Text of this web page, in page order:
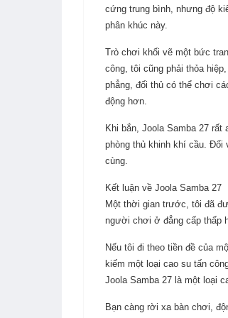
cứng trung bình, nhưng độ
phân khúc này.
Trò chơi khối vẽ một bức
công, tôi cũng phải thỏa
phẳng, đối thủ có thể chơi
động hơn.
Khi bắn, Joola Samba 27
phòng thủ khinh khí cầu.
cùng.
Kết luận về Joola Samba 27
Một thời gian trước, tôi đã
người chơi ở đẳng cấp thấp
Nếu tôi đi theo tiền đề của
kiếm một loại cao su tấn
Joola Samba 27 là một loại
Bạn càng rời xa bàn chơi,